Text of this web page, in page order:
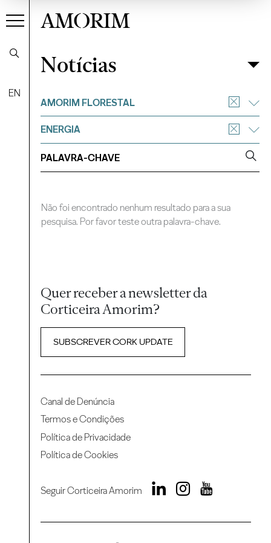
EN
AMORIM
Notícias
Filtrar
Notícias
AMORIM FLORESTAL
ENERGIA
Não foi encontrado nenhum resultado para a sua
pesquisa. Por favor teste outra palavra-chave.
Quer receber a newsletter da
Corticeira Amorim?
SUBSCREVER CORK UPDATE
Canal de Denúncia
Termos e Condições
Política de Privacidade
Política de Cookies
Seguir Corticeira Amorim